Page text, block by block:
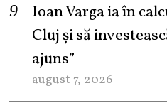
Ioan Varga ia în
Cluj și să
ajuns”
august 7, 2026